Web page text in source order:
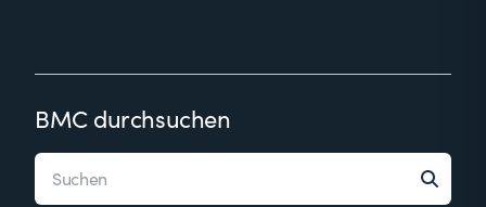
BMC durchsuchen